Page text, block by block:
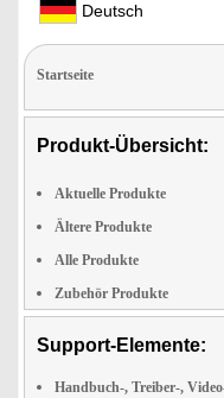
Deutsch
Startseite
Produkt-Übersicht:
Aktuelle Produkte
Ältere Produkte
Alle Produkte
Zubehör Produkte
Support-Elemente:
Handbuch-, Treiber-,